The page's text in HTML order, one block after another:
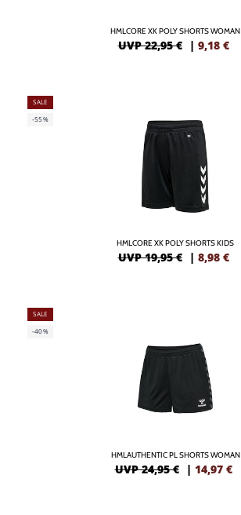
HMLCORE XK POLY SHORTS WOMAN
UVP 22,95 € | 9,18 €
SALE
-55%
HMLCORE XK POLY SHORTS KIDS
UVP 19,95 € | 8,98 €
SALE
-40%
HMLAUTHENTIC PL SHORTS WOMAN
UVP 24,95 € | 14,97 €